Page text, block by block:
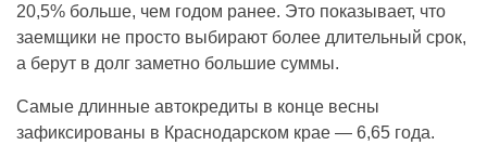
20,5% больше, чем годом ранее. Это показывает, что
заемщики не просто выбирают более длительный срок,
а берут в долг заметно большие суммы.
Самые длинные автокредиты в конце весны
зафиксированы в Краснодарском крае — 6,65 года.